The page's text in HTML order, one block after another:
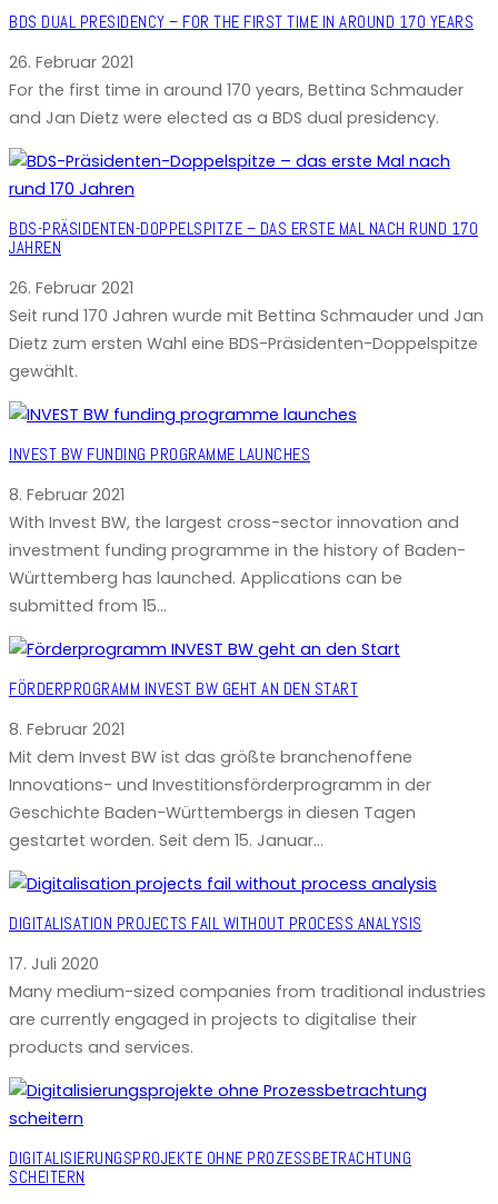
BDS DUAL PRESIDENCY – FOR THE FIRST TIME IN AROUND 170 YEARS
26. Februar 2021
For the first time in around 170 years, Bettina Schmauder
and Jan Dietz were elected as a BDS dual presidency.
BDS-PRÄSIDENTEN-DOPPELSPITZE – DAS ERSTE MAL NACH RUND 170
JAHREN
26. Februar 2021
Seit rund 170 Jahren wurde mit Bettina Schmauder und Jan
Dietz zum ersten Wahl eine BDS-Präsidenten-Doppelspitze
gewählt.
INVEST BW FUNDING PROGRAMME LAUNCHES
8. Februar 2021
With Invest BW, the largest cross-sector innovation and
investment funding programme in the history of Baden-
Württemberg has launched. Applications can be
submitted from 15…
FÖRDERPROGRAMM INVEST BW GEHT AN DEN START
8. Februar 2021
Mit dem Invest BW ist das größte branchenoffene
Innovations- und Investitionsförderprogramm in der
Geschichte Baden-Württembergs in diesen Tagen
gestartet worden. Seit dem 15. Januar…
DIGITALISATION PROJECTS FAIL WITHOUT PROCESS ANALYSIS
17. Juli 2020
Many medium-sized companies from traditional industries
are currently engaged in projects to digitalise their
products and services.
DIGITALISIERUNGSPROJEKTE OHNE PROZESSBETRACHTUNG
SCHEITERN